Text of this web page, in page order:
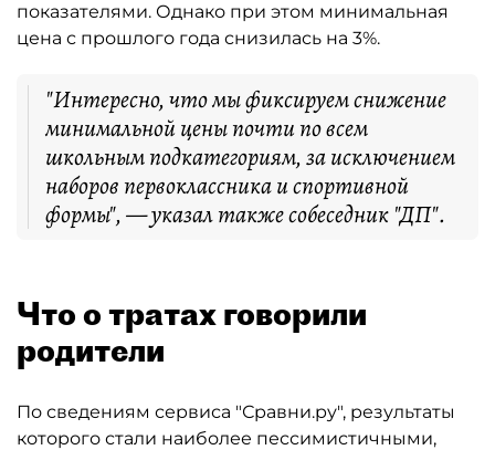
показателями. Однако при этом минимальная
цена с прошлого года снизилась на 3%.
"Интересно, что мы фиксируем снижение
минимальной цены почти по всем
школьным подкатегориям, за исключением
наборов первоклассника и спортивной
формы", — указал также собеседник "ДП".
Что о тратах говорили
родители
По сведениям сервиса "Сравни.ру", результаты
которого стали наиболее пессимистичными,